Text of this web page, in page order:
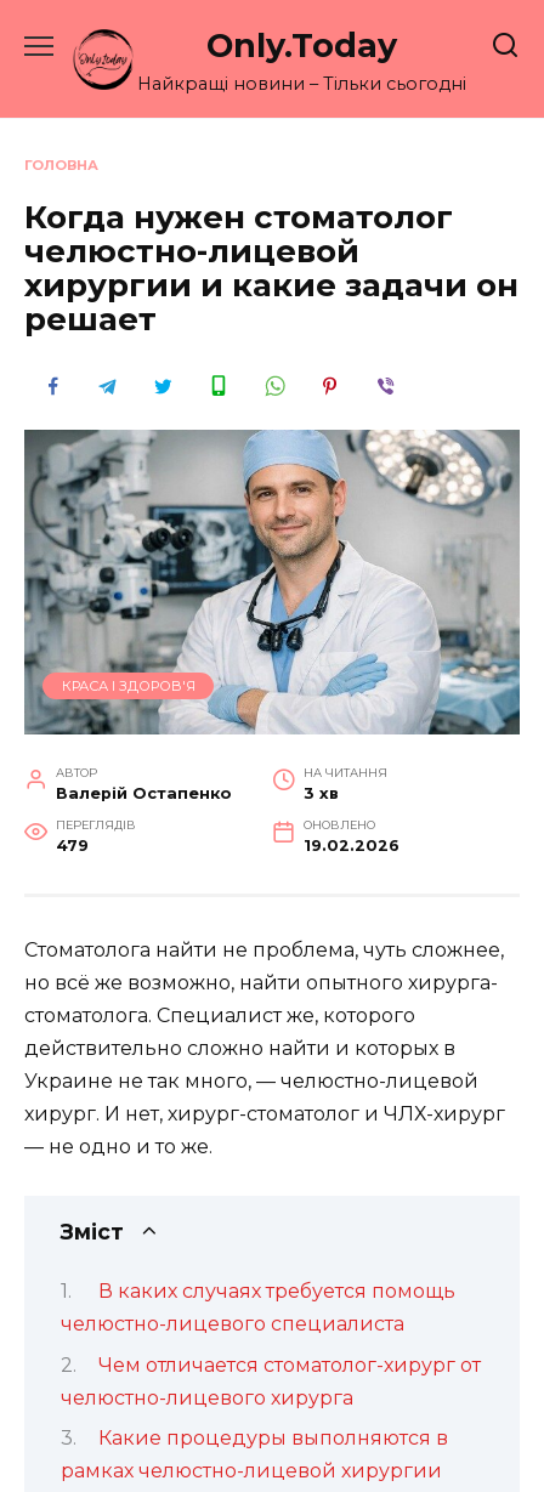
до
Only.Today
Найкращі новини – Тільки сьогодні
ГОЛОВНА
Когда нужен стоматолог
челюстно-лицевой
хирургии и какие задачи он
решает
КРАСА І ЗДОРОВ'Я
АВТОР
Валерій Остапенко
НА ЧИТАННЯ
3 хв
ПЕРЕГЛЯДІВ
479
ОНОВЛЕНО
19.02.2026
Стоматолога найти не проблема, чуть сложнее,
но всё же возможно, найти опытного хирурга-
стоматолога. Специалист же, которого
действительно сложно найти и которых в
Украине не так много, — челюстно-лицевой
хирург. И нет, хирург-стоматолог и ЧЛХ-хирург
— не одно и то же.
Зміст
В каких случаях требуется помощь
челюстно-лицевого специалиста
Чем отличается стоматолог-хирург от
челюстно-лицевого хирурга
Какие процедуры выполняются в
рамках челюстно-лицевой хирургии